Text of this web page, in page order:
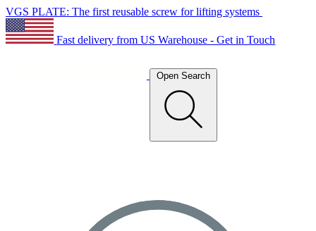
VGS PLATE: The first reusable screw for lifting systems
Fast delivery from US Warehouse - Get in Touch
Open Search